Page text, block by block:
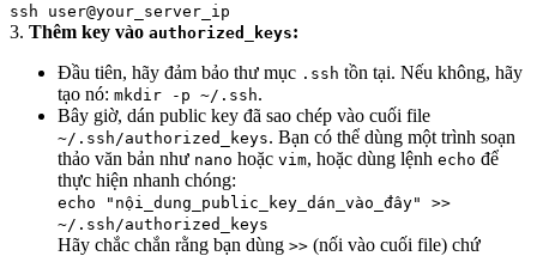
ssh user@your_server_ip
3. Thêm key vào authorized_keys:
Đầu tiên, hãy đảm bảo thư mục .ssh tồn tại. Nếu không, hãy
tạo nó: mkdir -p ~/.ssh.
Bây giờ, dán public key đã sao chép vào cuối file
~/.ssh/authorized_keys. Bạn có thể dùng một trình soạn
thảo văn bản như nano hoặc vim, hoặc dùng lệnh echo để
thực hiện nhanh chóng:
echo "nội_dung_public_key_dán_vào_đây" >>
~/.ssh/authorized_keys
Hãy chắc chắn rằng bạn dùng >> (nối vào cuối file) chứ